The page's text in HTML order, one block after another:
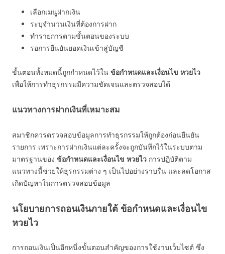
เลือกเมนูฝากเงิน
ระบุจำนวนเงินที่ต้องการฝาก
ทำรายการตามขั้นตอนของระบบ
รอการยืนยันยอดเงินเข้าสู่บัญชี
ขั้นตอนทั้งหมดนี้ถูกกำหนดไว้ใน ข้อกำหนดและเงื่อนไข หวยไว
เพื่อให้การทำธุรกรรมมีความชัดเจนและตรวจสอบได้
แนวทางการฝากเงินที่เหมาะสม
สมาชิกควรตรวจสอบข้อมูลการทำธุรกรรมให้ถูกต้องก่อนยืนยัน
รายการ เพราะการฝากเงินแต่ละครั้งจะถูกบันทึกไว้ในระบบตาม
มาตรฐานของ ข้อกำหนดและเงื่อนไข หวยไว การปฏิบัติตาม
แนวทางนี้ช่วยให้ธุรกรรมต่าง ๆ เป็นไปอย่างราบรื่น และลดโอกาส
เกิดปัญหาในการตรวจสอบข้อมูล
นโยบายการถอนเงินภายใต้ ข้อกำหนดและเงื่อนไข
หวยไว
การถอนเงินเป็นอีกหนึ่งขั้นตอนสำคัญของการใช้งานเว็บไซต์ ซึ่ง